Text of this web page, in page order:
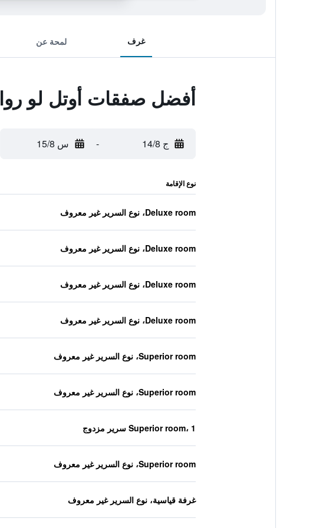
غرف لمحة عن
أفضل صفقات أوتل لو روا
ج 14/8 - س 15/8
نوع الإقامة
Deluxe room، نوع السرير غير معروف
Deluxe room، نوع السرير غير معروف
Deluxe room، نوع السرير غير معروف
Deluxe room، نوع السرير غير معروف
Superior room، نوع السرير غير معروف
Superior room، نوع السرير غير معروف
Superior room، 1 سرير مزدوج
Superior room، نوع السرير غير معروف
غرفة قياسية، نوع السرير غير معروف